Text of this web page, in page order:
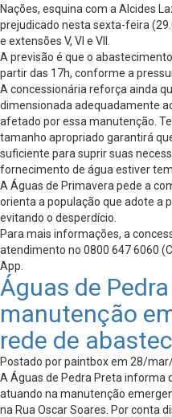
Nações, esquina com a Alcides
prejudicado nesta sexta-feira
e extensões V, VI e VII.
A previsão é que o
partir das 17h, conforme a
A concessionária reforça ainda
dimensionada adequadamente
afetado por essa manutenção.
tamanho apropriado garantirá
suficiente para suprir suas
fornecimento de água estiver
A Águas de Primavera pede a
orienta a população que adote a
evitando o desperdício.
Para mais informações, a
atendimento no 0800 647 6060
App.
Águas de
manutenção
rede de
Postado por paintbox em 28/
A Águas de Pedra Preta informa
atuando na manutenção
na Rua Oscar Soares. Por conta